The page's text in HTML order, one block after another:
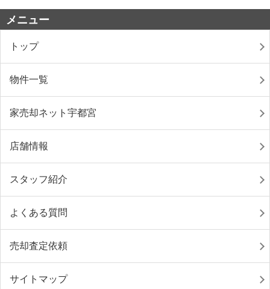
メニュー
トップ
物件一覧
家売却ネット宇都宮
店舗情報
スタッフ紹介
よくある質問
売却査定依頼
サイトマップ